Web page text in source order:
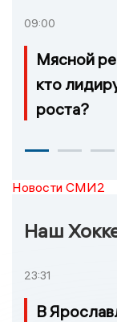
09:00
Мясной
кто
роста?
Новости СМИ2
Наш
23:31
В